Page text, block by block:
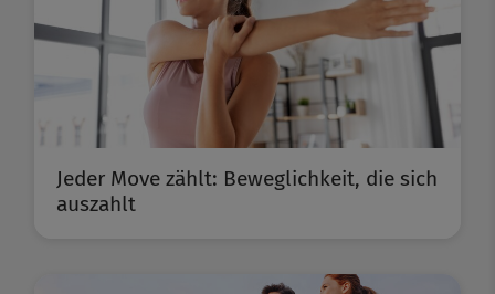
Jeder Move zählt: Beweglichkeit, die sich
auszahlt